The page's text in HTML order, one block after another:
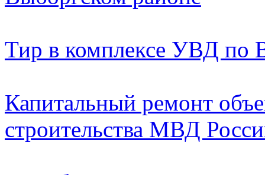
Тир в комплексе УВД по
Капитальный ремонт
строительства МВД